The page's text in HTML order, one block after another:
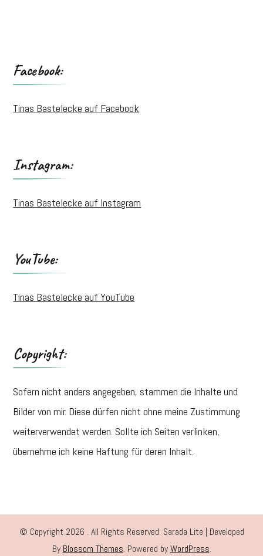
Facebook:
Tinas Bastelecke auf Facebook
Instagram:
Tinas Bastelecke auf Instagram
YouTube:
Tinas Bastelecke auf YouTube
Copyright:
Sofern nicht anders angegeben, stammen die Inhalte und
Bilder von mir. Diese dürfen nicht ohne meine Zustimmung
weiterverwendet werden. Sollte ich Seiten verlinken,
übernehme ich keine Haftung für deren Inhalt.
© Copyright 2026 . All Rights Reserved. Sarada Lite | Developed
By Blossom Themes. Powered byWordPress.